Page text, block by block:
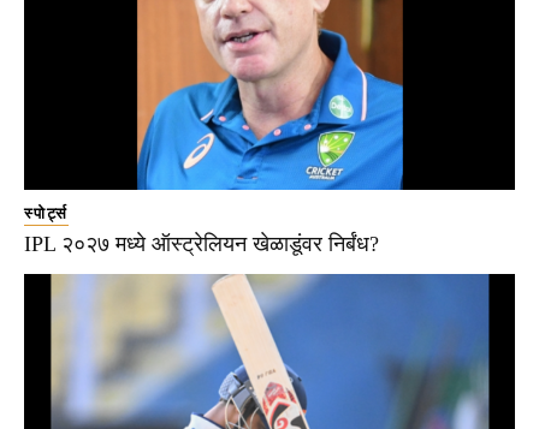
स्पोर्ट्स
IPL २०२७ मध्ये ऑस्ट्रेलियन खेळाडूंवर निर्बंध?